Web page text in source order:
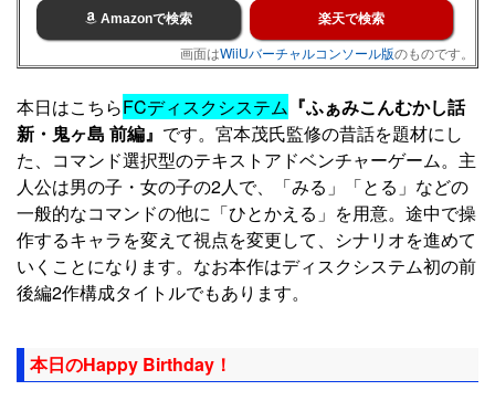
Amazonで検索 楽天で検索
画面はWiiUバーチャルコンソール版のものです。
本日はこちらFCディスクシステム 『ふぁみこんむかし話
新・鬼ヶ島 前編』 です。宮本茂氏監修の昔話を題材にし
た、コマンド選択型のテキストアドベンチャーゲーム。主
人公は男の子・女の子の2人で、「みる」「とる」などの
一般的なコマンドの他に「ひとかえる」を用意。途中で操
作するキャラを変えて視点を変更して、シナリオを進めて
いくことになります。なお本作はディスクシステム初の前
後編2作構成タイトルでもあります。
本日のHappy Birthday！